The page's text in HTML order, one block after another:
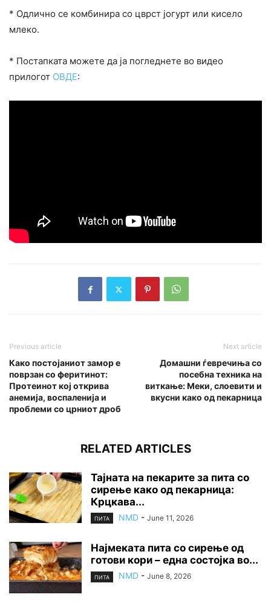
* Одлично се комбинира со цврст јогурт или кисело
млеко.
* Постапката можете да ја погледнете во видео
прилогот ОВДЕ:
Previous article
Како постојаниот замор е
поврзан со феритинот:
Протеинот кој открива
анемија, воспаленија и
проблеми со црниот дроб
Next article
Домашни ѓевречиња со
посебна техника на
виткање: Меки, слоевити и
вкусни како од пекарница
RELATED ARTICLES
Тајната на пекарите за пита со
сирење како од пекарница:
Крцкава...
ПИТА NMD - June 11, 2026
Најмеката пита со сирење од
готови кори – една состојка во...
ПИТА NMD - June 8, 2026